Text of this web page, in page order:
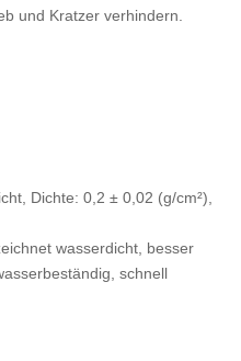
und Kratzer verhindern.
Dichte: 0,2 ± 0,02 (g/cm²),
wasserdicht, besser
schnell